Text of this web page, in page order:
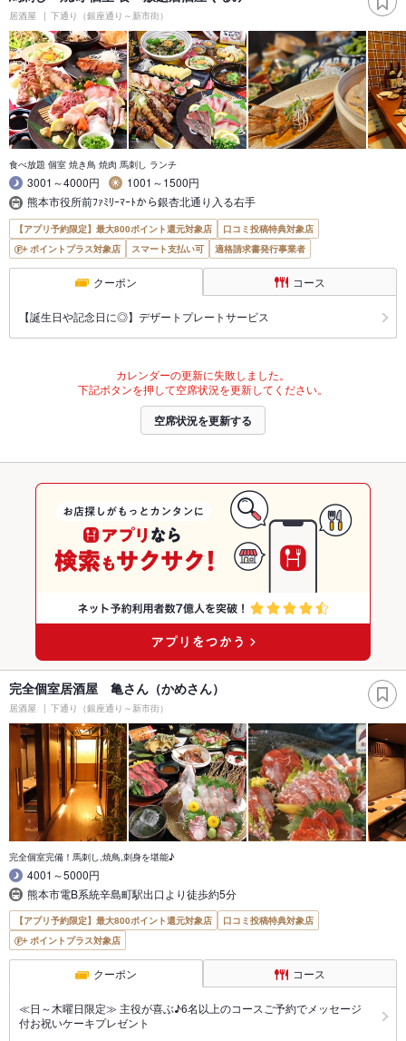
居酒屋 下通り（銀座通り～新市街）
食べ放題 個室 焼き鳥 焼肉 馬刺し ランチ
3001～4000円
1001～1500円
熊本市役所前ﾌｧﾐﾘｰﾏｰﾄから銀杏北通り入る右手
【アプリ予約限定】最大800ポイント還元対象店
口コミ投稿特典対象店
ポイントプラス対象店
スマート支払い可 適格請求書発行事業者
クーポン コース
【誕生日や記念日に◎】デザートプレートサービス
カレンダーの更新に失敗しました。
下記ボタンを押して空席状況を更新してください。
空席状況を更新する
完全個室居酒屋 亀さん（かめさん）
居酒屋 下通り（銀座通り～新市街）
完全個室完備！馬刺し,焼鳥,刺身を堪能♪
4001～5000円
熊本市電B系統辛島町駅出口より徒歩約5分
【アプリ予約限定】最大800ポイント還元対象店
口コミ投稿特典対象店
ポイントプラス対象店
クーポン コース
≪日～木曜日限定≫ 主役が喜ぶ♪6名以上のコースご予約でメッセージ
付お祝いケーキプレゼント